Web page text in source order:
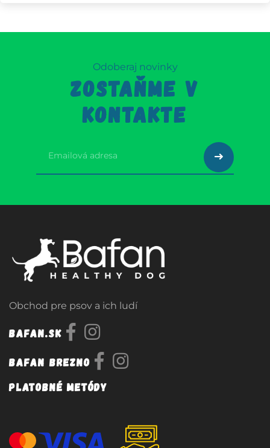
Odoberaj novinky
ZOSTAŇME V
KONTAKTE
Obchod pre psov a ich ludí
Bafan.sk
Bafan Brezno
Platobné metódy